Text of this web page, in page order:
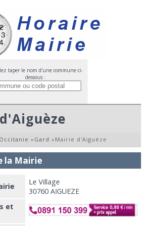
taper le nom d'une commune ci-
dessous :
Occitanie » Gard » Mairie d'Aiguèze
la Mairie
Le Village
30760 AIGUEZE
et